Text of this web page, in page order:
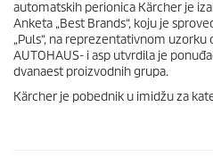
automatskih perionica Kärcher je
Anketa „Best Brands“, koju je
„Puls“, na reprezentativnom uzorku
AUTOHAUS- i asp utvrdila je
dvanaest proizvodnih grupa.
Kärcher je pobednik u imidžu za